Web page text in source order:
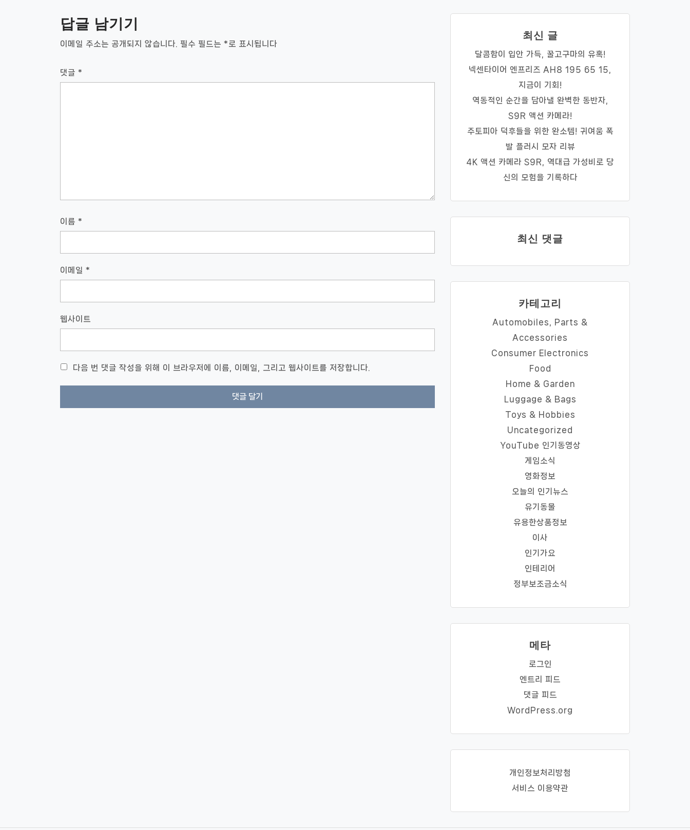
게
이
션
답글 남기기
이메일 주소는 공개되지 않습니다. 필수 필드는 * 로 표시됩니다
댓글 *
이름 *
이메일 *
웹사이트
다음 번 댓글 작성을 위해 이 브라우저에 이름, 이메일, 그리고 웹사이트를 저장합니다.
최신 글
달콤함이 입안 가득, 꿀고구마의 유혹!
넥센타이어 엔프리즈 AH8 195 65 15,
지금이 기회!
역동적인 순간을 담아낼 완벽한 동반자,
S9R 액션 카메라!
주토피아 덕후들을 위한 완소템! 귀여움 폭
발 플러시 모자 리뷰
4K 액션 카메라 S9R, 역대급 가성비로 당
신의 모험을 기록하다
최신 댓글
카테고리
Automobiles, Parts &
Accessories
Consumer Electronics
Food
Home & Garden
Luggage & Bags
Toys & Hobbies
Uncategorized
YouTube 인기동영상
게임소식
영화정보
오늘의 인기뉴스
유기동물
유용한상품정보
이사
인기가요
인테리어
정부보조금소식
메타
로그인
엔트리 피드
댓글 피드
WordPress.org
개인정보처리방첨
서비스 이용약관